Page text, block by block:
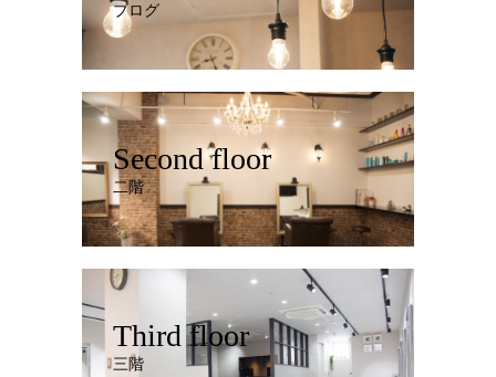
ブログ
Second floor
二階
Third floor
三階